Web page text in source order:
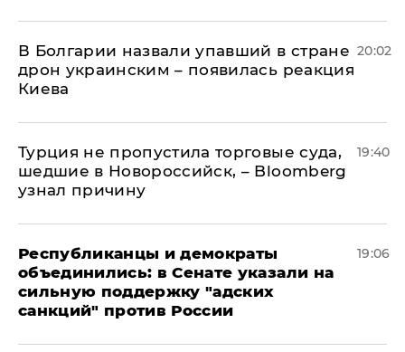
В Болгарии назвали упавший в стране
дрон украинским – появилась реакция
Киева
20:02
Турция не пропустила торговые суда,
шедшие в Новороссийск, – Bloomberg
узнал причину
19:40
Республиканцы и демократы
объединились: в Сенате указали на
сильную поддержку "адских
санкций" против России
19:06